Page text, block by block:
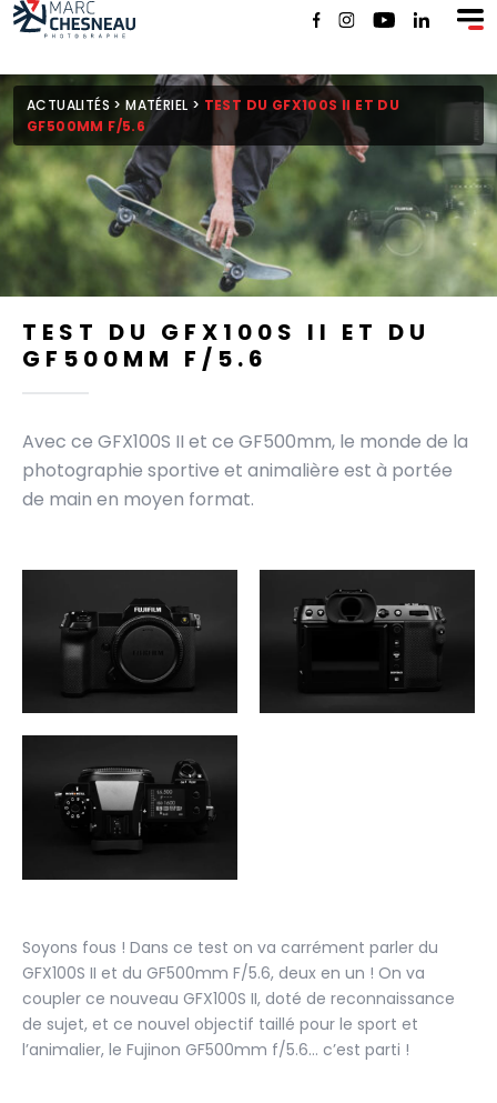
TEST DU GFX100S II ET DU
GF500MM F/5.6
Avec ce GFX100S II et ce GF500mm, le monde de la
photographie sportive et animalière est à portée
de main en moyen format.
ACTUALITÉS >MATÉRIEL > TEST DU GFX100S II ET DU
GF500MM F/5.6
Soyons fous ! Dans ce test on va carrément parler du
GFX100S II et du GF500mm F/5.6, deux en un ! On va
coupler ce nouveau GFX100S II, doté de reconnaissance
de sujet, et ce nouvel objectif taillé pour le sport et
l’animalier, le Fujinon GF500mm f/5.6… c’est parti !